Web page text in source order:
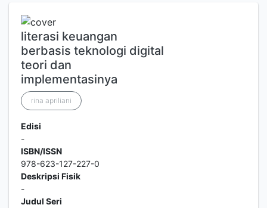
literasi keuangan
berbasis teknologi digital
teori dan
implementasinya
rina apriliani
Edisi
-
ISBN/ISSN
978-623-127-227-0
Deskripsi Fisik
-
Judul Seri